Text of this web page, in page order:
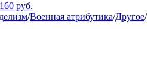
160 руб.
/Военная атрибутика/Другое/